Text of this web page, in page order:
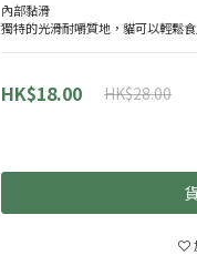
內部黏滑
獨特的光滑耐嚼質地，貓可以輕鬆
HK$18.00 HK$28.00